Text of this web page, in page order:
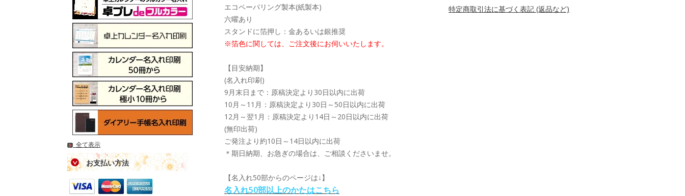
特定商取引法に基づく表記 (返品など)
エコペーパリング製本(紙製本)
六曜あり
スタンドに箔押し：金あるいは銀推奨
※箔色に関しては、ご注文後にお伺いいたします。
【目安納期】
(名入れ印刷)
9月末日まで：原稿決定より30日以内に出荷
10月～11月：原稿決定より30日～50日以内に出荷
12月～翌1月：原稿決定より14日～20日以内に出荷
(無印出荷)
ご発注より約10日～14日以内に出荷
＊期日納期、お急ぎの場合は、ご相談くださいませ。
【名入れ50部からのページは↓】
名入れ50部以上のかたはこちら
全て表示
お支払い方法